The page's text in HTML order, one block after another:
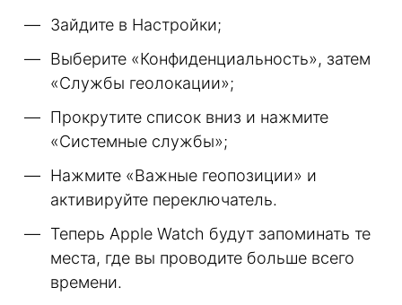
Зайдите в Настройки;
Выберите «Конфиденциальность», затем
«Службы геолокации»;
Прокрутите список вниз и нажмите
«Системные службы»;
Нажмите «Важные геопозиции» и
активируйте переключатель.
Теперь Apple Watch будут запоминать те
места, где вы проводите больше всего
времени.